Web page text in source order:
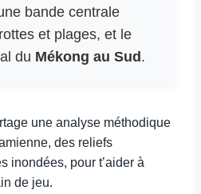
bande centrale
et plages, et le
du Mékong au Sud .
une analyse méthodique
des reliefs
inondées, pour t’aider à
de jeu.